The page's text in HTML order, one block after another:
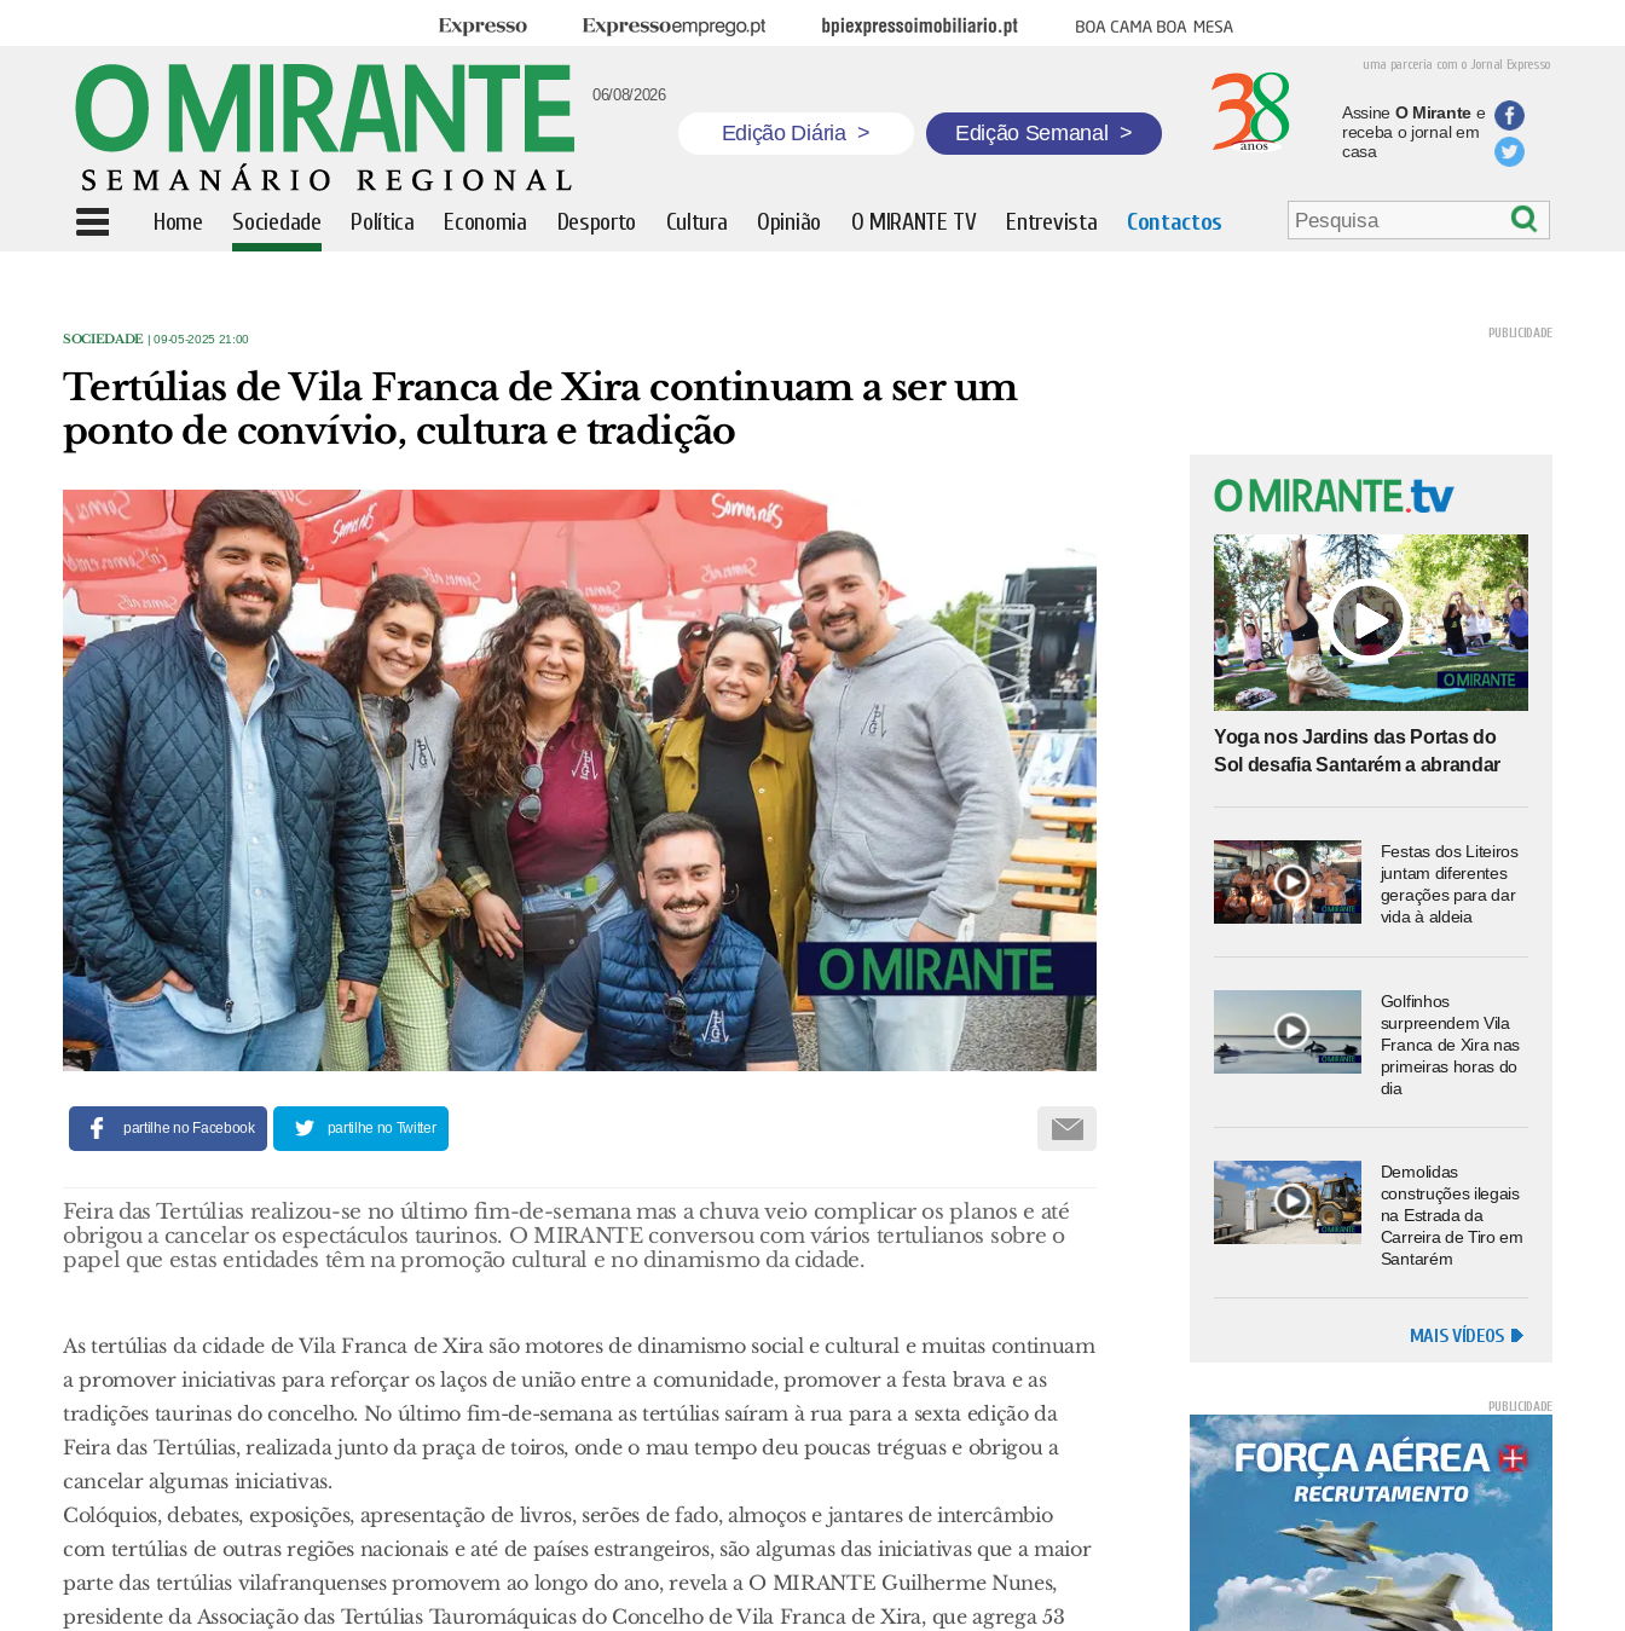
Expresso Expresso Emprego BPI Expresso Imobiliário Boa cama boa mesa
uma parceria com o Jornal Expresso
06/08/2026
Edição Diária > Edição Semanal >
Assine O Mirantee
receba o jornal em
casa
Home Sociedade Política Economia Desporto Cultura Opinião O MIRANTE TV Entrevista Contactos
SOCIEDADE | 09-05-2025 21:00
Tertúlias de Vila Franca de Xira continuam a ser um
ponto de convívio, cultura e tradição
partilhe no Facebook partilhe no Twitter
Feira das Tertúlias realizou-se no último fim-de-semana mas a chuva veio complicar os planos e até
obrigou a cancelar os espectáculos taurinos. O MIRANTE conversou com vários tertulianos sobre o
papel que estas entidades têm na promoção cultural e no dinamismo da cidade.
As tertúlias da cidade de Vila Franca de Xira são motores de dinamismo social e cultural e muitas continuam
a promover iniciativas para reforçar os laços de união entre a comunidade, promover a festa brava e as
tradições taurinas do concelho. No último fim-de-semana as tertúlias saíram à rua para a sexta edição da
Feira das Tertúlias, realizada junto da praça de toiros, onde o mau tempo deu poucas tréguas e obrigou a
cancelar algumas iniciativas.
Colóquios, debates, exposições, apresentação de livros, serões de fado, almoços e jantares de intercâmbio
com tertúlias de outras regiões nacionais e até de países estrangeiros, são algumas das iniciativas que a maior
parte das tertúlias vilafranquenses promovem ao longo do ano, revela a O MIRANTE Guilherme Nunes,
presidente da Associação das Tertúlias Tauromáquicas do Concelho de Vila Franca de Xira, que agrega 53
Yoga nos Jardins das Portas do
Sol desafia Santarém a abrandar
Festas dos Liteiros
juntam diferentes
gerações para dar
vida à aldeia
Golfinhos
surpreendem Vila
Franca de Xira nas
primeiras horas do
dia
Demolidas
construções ilegais
na Estrada da
Carreira de Tiro em
Santarém
MAIS VÍDEOS